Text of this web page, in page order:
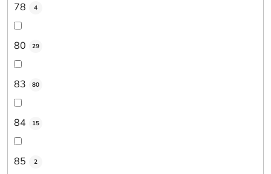
78 4
80 29
83 80
84 15
85 2